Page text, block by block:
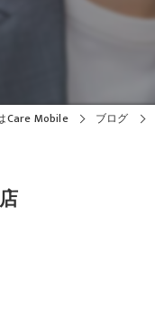
Care Mobile ブログ